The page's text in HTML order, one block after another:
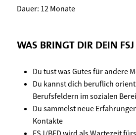
Dauer: 12 Monate
WAS BRINGT DIR DEIN FSJ
Du tust was Gutes für andere
Du kannst dich beruflich
Berufsfeldern im sozialen
Du sammelst neue
Kontakte